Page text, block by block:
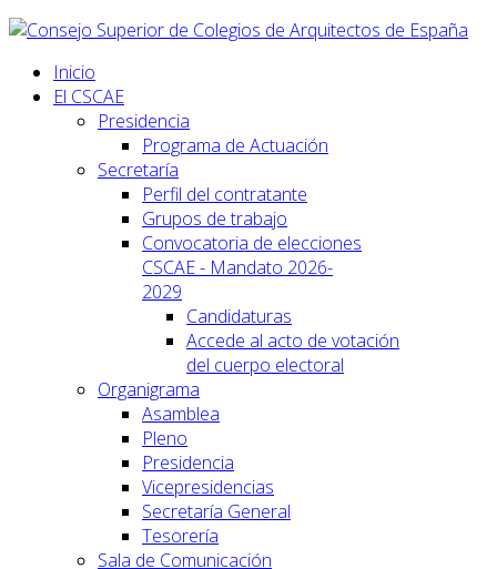
Inicio
El CSCAE
Presidencia
Programa de Actuación
Secretaría
Perfil del contratante
Grupos de trabajo
Convocatoria de elecciones
CSCAE - Mandato 2026-
2029
Candidaturas
Accede al acto de votación
del cuerpo electoral
Organigrama
Asamblea
Pleno
Presidencia
Vicepresidencias
Secretaría General
Tesorería
Sala de Comunicación